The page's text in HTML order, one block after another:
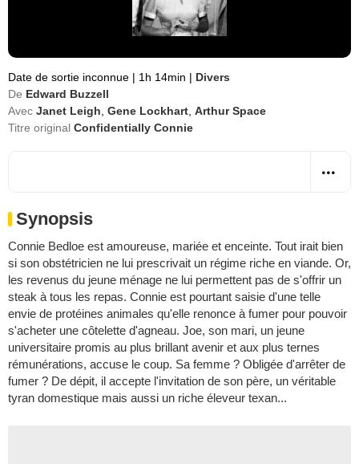
Date de sortie inconnue | 1h 14min | Divers
De Edward Buzzell
Avec Janet Leigh Gene Lockhart Arthur Space
Titre original Confidentially Connie
Synopsis
Connie Bedloe est amoureuse, mariée et enceinte. Tout irait bien
si son obstétricien ne lui prescrivait un régime riche en viande. Or,
les revenus du jeune ménage ne lui permettent pas de s'offrir un
steak à tous les repas. Connie est pourtant saisie d'une telle
envie de protéines animales qu'elle renonce à fumer pour pouvoir
s'acheter une côtelette d'agneau. Joe, son mari, un jeune
universitaire promis au plus brillant avenir et aux plus ternes
rémunérations, accuse le coup. Sa femme ? Obligée d'arrêter de
fumer ? De dépit, il accepte l'invitation de son père, un véritable
tyran domestique mais aussi un riche éleveur texan...